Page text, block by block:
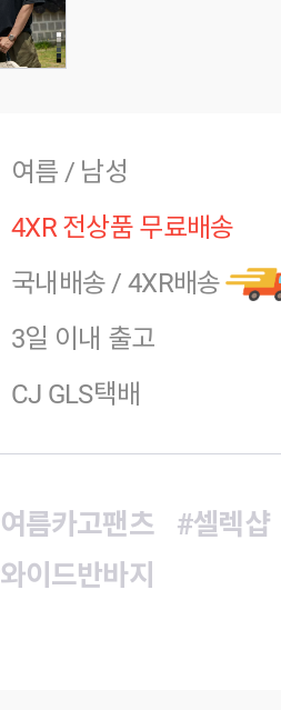
여름 / 남성
4XR 전상품 무료배송
국내배송 / 4XR배송
3일 이내 출고
CJ GLS택배
름카고팬츠
#셀렉샵
이드반바지